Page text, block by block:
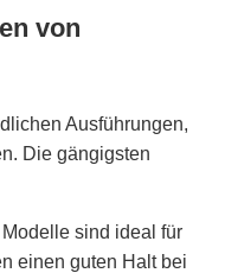
von
Ausführungen,
Die gängigsten
sind ideal für
einen guten Halt bei